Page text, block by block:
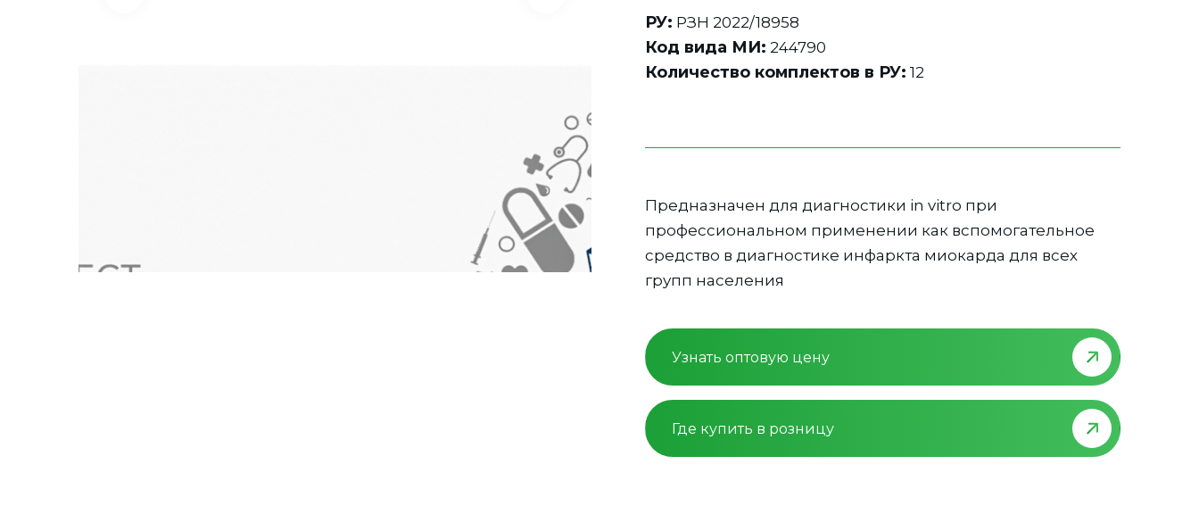
РУ: РЗН 2022/18958
Код вида МИ: 244790
Количество комплектов в РУ: 12
Предназначен для диагностики in vitro при
профессиональном применении как вспомогательное
средство в диагностике инфаркта миокарда для всех
групп населения
Узнать оптовую цену
Где купить в розницу